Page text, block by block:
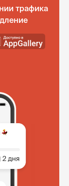
трафика